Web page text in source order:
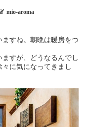
mio-aroma
すね。朝晩は暖房をつ
すが、どうなるんでし
に気になってきまし